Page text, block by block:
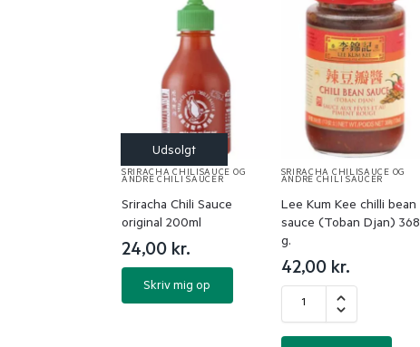
SRIRACHA CHILISAUCE OG
ANDRE CHILI SAUCER
Sriracha Chili Sauce
original 200ml
24,00 kr.
Skriv mig op
SRIRACHA CHILISAUCE OG
ANDRE CHILI SAUCER
Lee Kum Kee chilli bean
sauce (Toban Djan) 368
g.
42,00 kr.